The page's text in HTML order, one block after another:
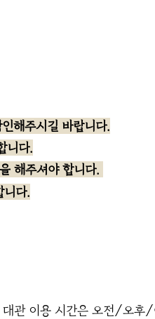
인해주시길 바랍니다.
니다.
해주셔야 합니다.
니다.
대관 이용 시간은 오전/오후/